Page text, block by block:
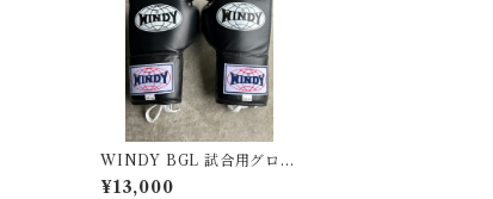
WINDY BGL 試合用グロー
ブ12oz
¥13,000